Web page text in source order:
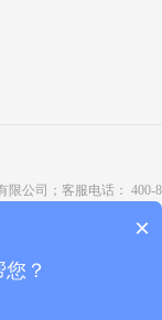
限公司；客服电话： 400-
京ICP备
×
？